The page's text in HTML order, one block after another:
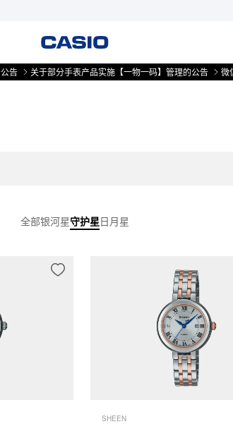
关于部分手表产品实施【一物一码】管理的公告 微信小
全部银河星守护星日月星
SHEEN